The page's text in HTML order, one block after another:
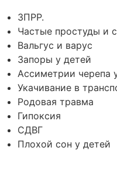
ЗПРР.
Частые простуды и
Вальгус и варус
Запоры у детей
Ассиметрии черепа
Укачивание в
Родовая травма
Гипоксия
СДВГ
Плохой сон у детей